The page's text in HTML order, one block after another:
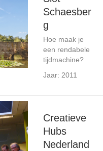
Schaesber
g
Hoe maak je
een rendabele
tijdmachine?
Jaar: 2011
Creatieve
Hubs
Nederland